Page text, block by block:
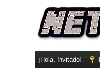
¡Hola, Invitado!